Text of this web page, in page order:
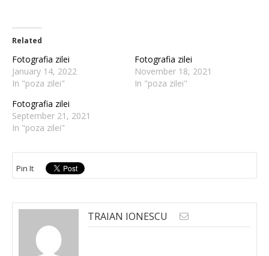
Related
Fotografia zilei
January 14, 2022
In "poza zilei"
Fotografia zilei
November 18, 2021
In "poza zilei"
Fotografia zilei
September 21, 2021
In "poza zilei"
Pin It
TRAIAN IONESCU